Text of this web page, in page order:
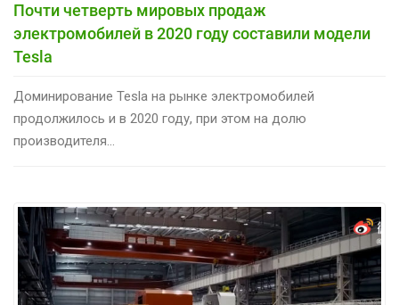
Почти четверть мировых продаж
электромобилей в 2020 году составили модели
Tesla
Доминирование Tesla на рынке электромобилей
продолжилось и в 2020 году, при этом на долю
производителя...